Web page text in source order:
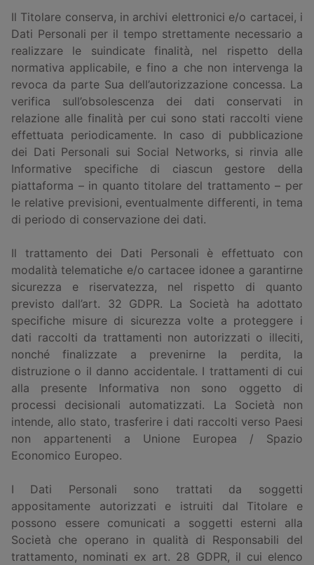
Il Titolare conserva, in archivi elettronici e/o cartacei, i
Dati Personali per il tempo strettamente necessario a
realizzare le suindicate finalità, nel rispetto della
normativa applicabile, e fino a che non intervenga la
revoca da parte Sua dell’autorizzazione concessa. La
verifica sull’obsolescenza dei dati conservati in
relazione alle finalità per cui sono stati raccolti viene
effettuata periodicamente. In caso di pubblicazione
dei Dati Personali sui Social Networks, si rinvia alle
Informative specifiche di ciascun gestore della
piattaforma – in quanto titolare del trattamento – per
le relative previsioni, eventualmente differenti, in tema
di periodo di conservazione dei dati.
Il trattamento dei Dati Personali è effettuato con
modalità telematiche e/o cartacee idonee a garantirne
sicurezza e riservatezza, nel rispetto di quanto
previsto dall’art. 32 GDPR. La Società ha adottato
specifiche misure di sicurezza volte a proteggere i
dati raccolti da trattamenti non autorizzati o illeciti,
nonché finalizzate a prevenirne la perdita, la
distruzione o il danno accidentale. I trattamenti di cui
alla presente Informativa non sono oggetto di
processi decisionali automatizzati. La Società non
intende, allo stato, trasferire i dati raccolti verso Paesi
non appartenenti a Unione Europea / Spazio
Economico Europeo.
I Dati Personali sono trattati da soggetti
appositamente autorizzati e istruiti dal Titolare e
possono essere comunicati a soggetti esterni alla
Società che operano in qualità di Responsabili del
trattamento, nominati ex art. 28 GDPR, il cui elenco